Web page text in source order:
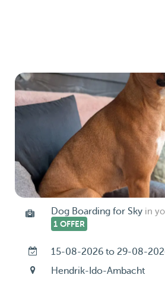
Dog Boarding for Sky in
1 OFFER
15-08-2026 to 29-08-
Hendrik-Ido-Ambacht